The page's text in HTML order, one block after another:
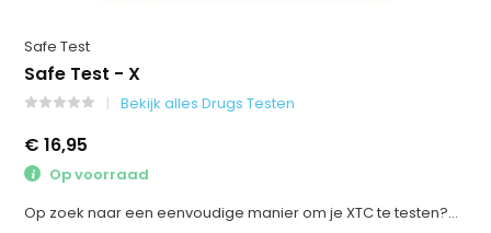
Safe Test
Safe Test - X
Bekijk alles Drugs Testen
€ 16,95
Op voorraad
Op zoek naar een eenvoudige manier om je XTC te testen?...